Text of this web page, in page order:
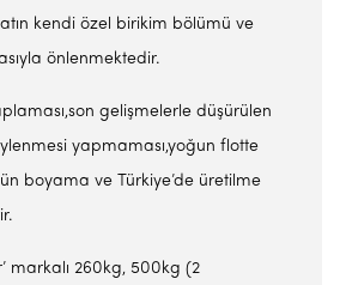
kendi özel birikim bölümü ve
önlenmektedir.
gelişmelerle düşürülen
yapmaması,yoğun flotte
boyama ve Türkiye’de üretilme
markalı 260kg, 500kg (2